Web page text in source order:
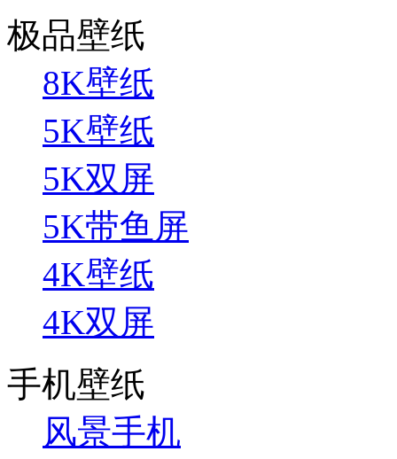
极品壁纸
8K壁纸
5K壁纸
5K双屏
5K带鱼屏
4K壁纸
4K双屏
手机壁纸
风景手机